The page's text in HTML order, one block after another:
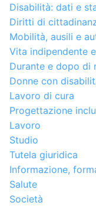
Disabilità: dati e
Diritti di
Mobilità, ausili e
Vita indipendente
Durante e dopo di
Donne con
Lavoro di cura
Progettazione
Lavoro
Studio
Tutela giuridica
Informazione,
Salute
Società